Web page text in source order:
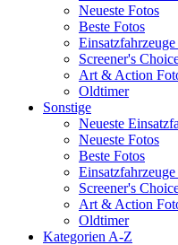
Neueste Fotos
Beste Fotos
Screener's
Art & Action
Oldtimer
Sonstige
Neueste
Neueste Fotos
Beste Fotos
Screener's
Art & Action
Oldtimer
Kategorien A-Z